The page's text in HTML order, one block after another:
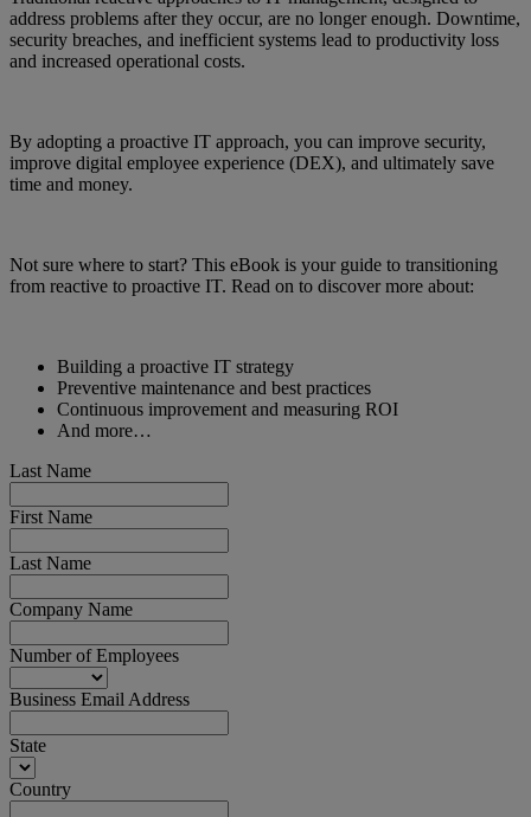
address problems after they occur, are no longer enough. Downtime,
security breaches, and inefficient systems lead to productivity loss
and increased operational costs.
By adopting a proactive IT approach, you can improve security,
improve digital employee experience (DEX), and ultimately save
time and money.
Not sure where to start? This eBook is your guide to transitioning
from reactive to proactive IT. Read on to discover more about:
Building a proactive IT strategy
Preventive maintenance and best practices
Continuous improvement and measuring ROI
And more…
Last Name
First Name
Last Name
Company Name
Number of Employees
Business Email Address
State
Country